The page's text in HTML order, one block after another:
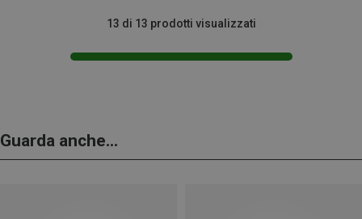
13 di 13 prodotti visualizzati
Guarda anche...